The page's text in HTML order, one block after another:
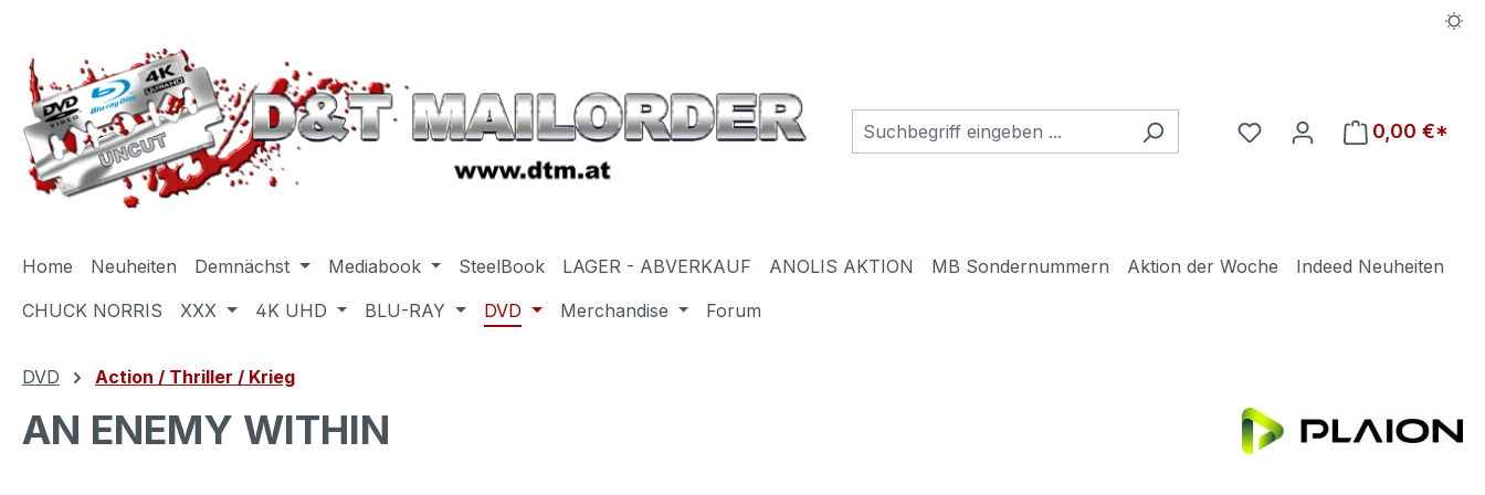
Du hast 0 Produkte auf
0,00 €*
Home Neuheiten Demnächst Mediabook SteelBook LAGER - ABVERKAUF ANOLIS AKTION MB Sondernummern Aktion der Woche
Indeed Neuheiten
CHUCK NORRIS
XXX 4K UHD BLU-RAY DVD Merchandise Forum
DVD Action / Thriller / Krieg
AN ENEMY WITHIN